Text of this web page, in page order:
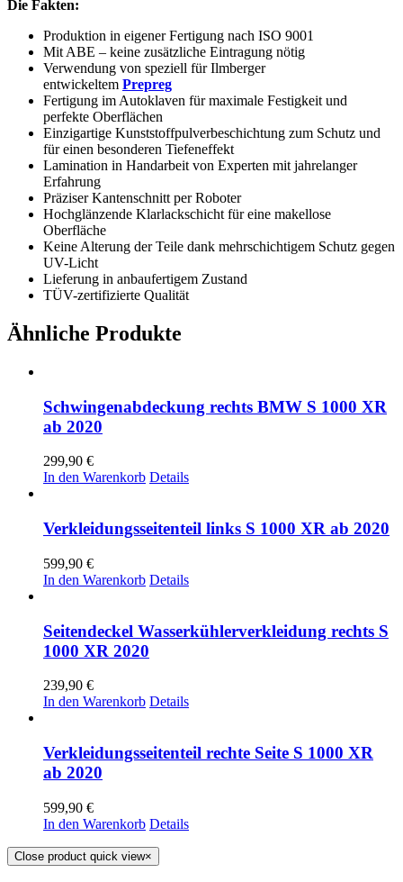
Die Fakten:
Produktion in eigener Fertigung nach ISO 9001
Mit ABE – keine zusätzliche Eintragung nötig
Verwendung von speziell für Ilmberger
entwickeltem Prepreg
Fertigung im Autoklaven für maximale Festigkeit und
perfekte Oberflächen
Einzigartige Kunststoffpulverbeschichtung zum Schutz und
für einen besonderen Tiefeneffekt
Lamination in Handarbeit von Experten mit jahrelanger
Erfahrung
Präziser Kantenschnitt per Roboter
Hochglänzende Klarlackschicht für eine makellose
Oberfläche
Keine Alterung der Teile dank mehrschichtigem Schutz gegen
UV-Licht
Lieferung in anbaufertigem Zustand
TÜV-zertifizierte Qualität
Ähnliche Produkte
Schwingenabdeckung rechts BMW S 1000 XR
ab 2020
299,90 €
In den Warenkorb Details
Verkleidungsseitenteil links S 1000 XR ab 2020
599,90 €
In den Warenkorb Details
Seitendeckel Wasserkühlerverkleidung rechts S
1000 XR 2020
239,90 €
In den Warenkorb Details
Verkleidungsseitenteil rechte Seite S 1000 XR
ab 2020
599,90 €
In den Warenkorb Details
Close product quick view×